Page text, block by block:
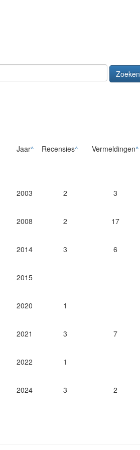
Zoeken
Jaar^ Recensies^ Vermeldingen^
2003 2 3
2008 2 17
2014 3 6
2015
2020 1
2021 3 7
2022 1
2024 3 2